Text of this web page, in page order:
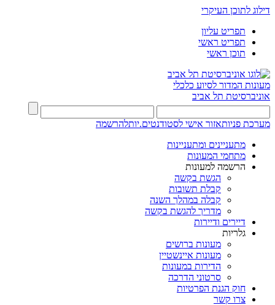
דילוג לתוכן העיקרי
תפריט עליון
תפריט ראשי
תוכן ראשי
מעונות המדור לסיוע כלכלי
אוניברסיטת תל אביב
מערכת פניותאזור אישי לסטודנטים.יותלהרשמה
מתעניינים ומתעניינות
מתחמי המעונות
הרשמה למעונות
הגשת בקשה
קבלת תשובות
קבלה במהלך השנה
מדריך להגשת בקשה
דיירים ודיירות
גלריות
מעונות ברושים
מעונות איינשטיין
הדירות במעונות
סרטוני הדרכה
חוק הגנת הפרטיות
צרו קשר